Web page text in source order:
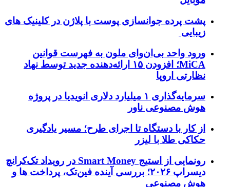
پشت پرده جوانسازی پوست با پلاژن در کلینیک های
زیبایی
ورود واحد بی‌ان‌وای ملون به فهرست قوانین
MiCA؛ افزودن ۱۵ ارائه‌دهنده جدید توسط نهاد
نظارتی اروپا
سرمایه‌گذاری ۱ میلیارد دلاری انویدیا در پروژه
هوش مصنوعی ناور
از کار با دستگاه تا اجرای طرح؛ مسیر یادگیری
حکاکی طلا با لیزر
رونمایی از استیج Smart Money در رویداد تک‌کرانچ
دیسراپ ۲۰۲۶؛ بررسی آینده فین‌تک، پرداخت‌ ها و
هوش مصنوعی